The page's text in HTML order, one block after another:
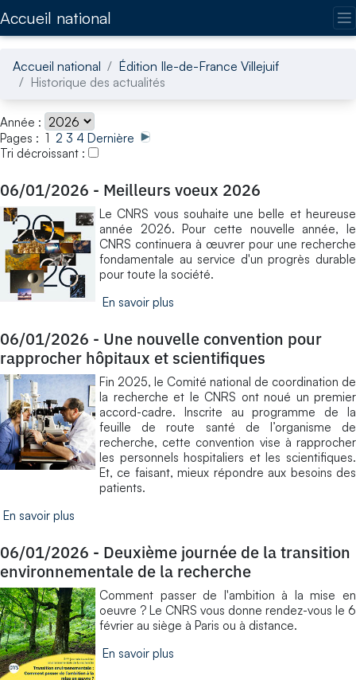
Accueil national
Accueil national
Édition Ile-de-France Villejuif
Historique des actualités
Année :
Pages : 1 2 3 4 Dernière
Tri décroissant :
06/01/2026 - Meilleurs voeux 2026
Le CNRS vous souhaite une belle et heureuse
année 2026. Pour cette nouvelle année, le
CNRS continuera à œuvrer pour une recherche
fondamentale au service d'un progrès durable
pour toute la société.
En savoir plus
06/01/2026 - Une nouvelle convention pour
rapprocher hôpitaux et scientifiques
Fin 2025, le Comité national de coordination de
la recherche et le CNRS ont noué un premier
accord-cadre. Inscrite au programme de la
feuille de route santé de l’organisme de
recherche, cette convention vise à rapprocher
les personnels hospitaliers et les scientifiques.
Et, ce faisant, mieux répondre aux besoins des
patients.
En savoir plus
06/01/2026 - Deuxième journée de la transition
environnementale de la recherche
​Comment passer de l'ambition à la mise en
oeuvre ? Le CNRS vous donne rendez-vous le 6
février au siège à Paris ou à distance.
En savoir plus